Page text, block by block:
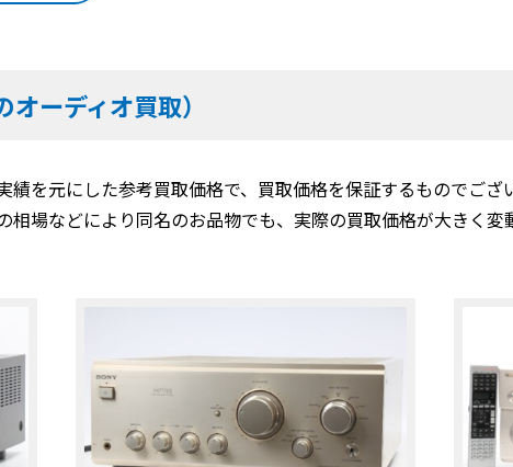
ーディオ買取）
を元にした参考買取価格で、買取価格を保証するものでござ
相場などにより同名のお品物でも、実際の買取価格が大きく